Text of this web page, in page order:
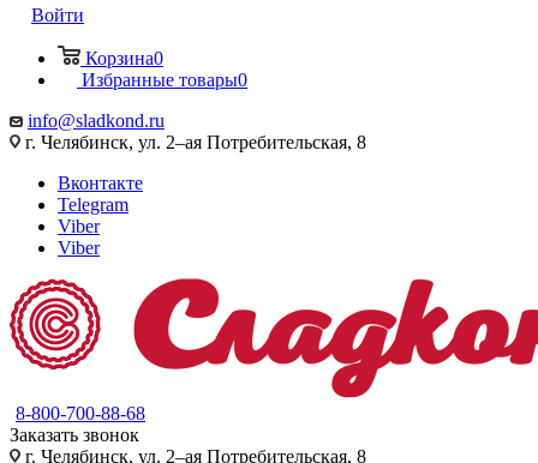
Войти
Корзина0
Избранные товары0
info@sladkond.ru
г. Челябинск, ул. 2–ая Потребительская, 8
Вконтакте
Telegram
Viber
Viber
8-800-700-88-68
Заказать звонок
г. Челябинск, ул. 2–ая Потребительская, 8